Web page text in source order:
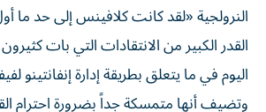
النرولجية «لقد كانت كلافينس إلى حد ما
القدر الكبير من الانتقادات التي بات
اليوم في ما يتعلق بطريقة إدارة إنفانتينو
وتضيف أنها متمسكة جداً بضرورة احترام